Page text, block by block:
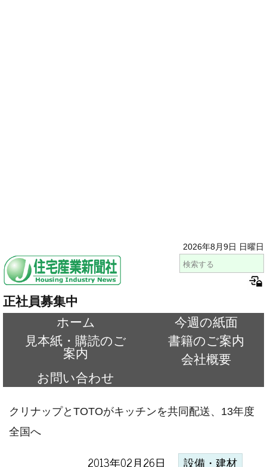
2026年8月9日 日曜日
正社員募集中
ホーム
今週の紙面
見本紙・購読のご
案内
書籍のご案内
会社概要
お問い合わせ
クリナップとTOTOがキッチンを共同配送、13年度
全国へ
2013年02月26日 設備・建材